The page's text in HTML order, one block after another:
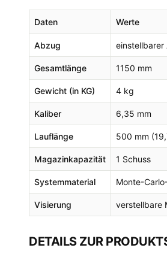
Daten Werte
Abzug einstellbarer
Gesamtlänge 1150 mm
Gewicht (in KG) 4 kg
Kaliber 6,35 mm
Lauflänge 500 mm
Magazinkapazität 1 Schuss
Systemmaterial Monte-
Visierung verstellbare
DETAILS ZUR